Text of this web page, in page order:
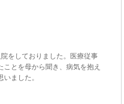
をしておりました。医療従事
とを母から聞き、病気を抱え
ました。